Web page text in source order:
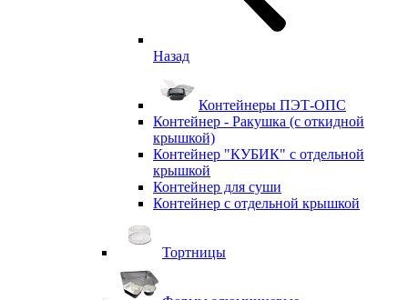
Назад
Контейнеры ПЭТ-ОПС
Контейнер - Ракушка (с откидной
крышкой)
Контейнер "КУБИК" с отдельной
крышкой
Контейнер для суши
Контейнер с отдельной крышкой
Тортницы